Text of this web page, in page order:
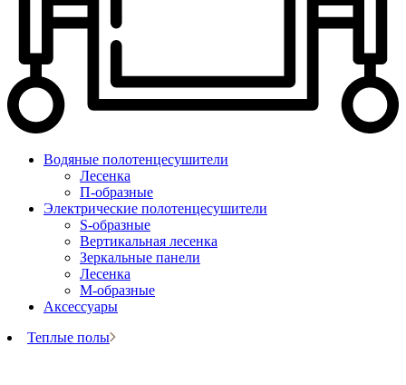
Водяные полотенцесушители
Лесенка
П-образные
Электрические полотенцесушители
S-образные
Вертикальная лесенка
Зеркальные панели
Лесенка
М-образные
Аксессуары
Теплые полы